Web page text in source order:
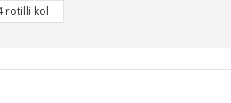
diğer konularda yetersiz gördüğünüz
rotilli kol